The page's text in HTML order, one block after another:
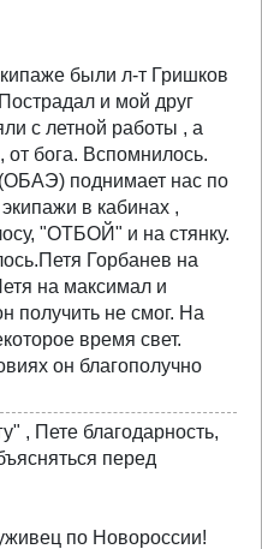
были л-т Гришков
и мой друг
с летной работы , а
от бога. Вспомнилось.
поднимает нас по
в кабинах ,
"ОТБОЙ" и на стянку.
Горбанев на
на максимал и
получить не смог. На
время свет.
он благополучно
, Пете благодарность,
перед
по Новороссии!